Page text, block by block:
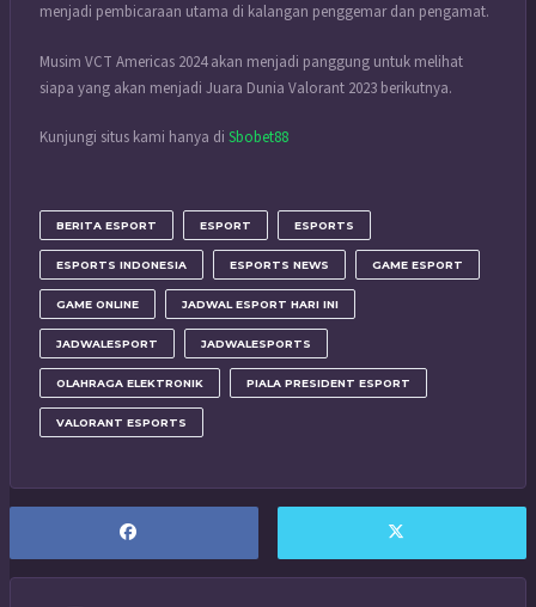
menjadi pembicaraan utama di kalangan penggemar dan pengamat.
Musim VCT Americas 2024 akan menjadi panggung untuk melihat
siapa yang akan menjadi Juara Dunia Valorant 2023 berikutnya.
Kunjungi situs kami hanya di Sbobet88
BERITA ESPORT ESPORT ESPORTS
ESPORTS INDONESIA ESPORTS NEWS GAME ESPORT
GAME ONLINE JADWAL ESPORT HARI INI
JADWALESPORT JADWALESPORTS
OLAHRAGA ELEKTRONIK PIALA PRESIDENT ESPORT
VALORANT ESPORTS